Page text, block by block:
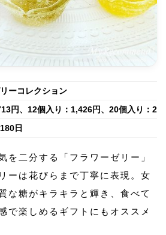
ーコレクション
円、12個入り：1,426円、20個入り：
日
を二分する「フラワーゼリー」
ーは花びらまで丁寧に表現。女
な糖がキラキラと輝き、食べて
で楽しめるギフトにもオススメ